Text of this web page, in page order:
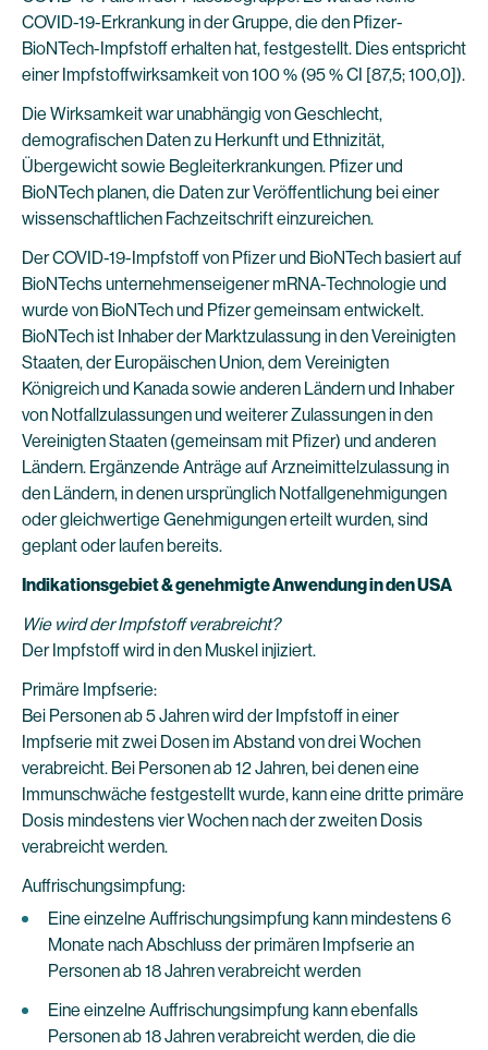
COVID-19-Erkrankung in der Gruppe, die den Pfizer-
BioNTech-Impfstoff erhalten hat, festgestellt. Dies entspricht
einer Impfstoffwirksamkeit von 100 % (95 % CI [87,5; 100,0]).
Die Wirksamkeit war unabhängig von Geschlecht,
demografischen Daten zu Herkunft und Ethnizität,
Übergewicht sowie Begleiterkrankungen. Pfizer und
BioNTech planen, die Daten zur Veröffentlichung bei einer
wissenschaftlichen Fachzeitschrift einzureichen.
Der COVID-19-Impfstoff von Pfizer und BioNTech basiert auf
BioNTechs unternehmenseigener mRNA-Technologie und
wurde von BioNTech und Pfizer gemeinsam entwickelt.
BioNTech ist Inhaber der Marktzulassung in den Vereinigten
Staaten, der Europäischen Union, dem Vereinigten
Königreich und Kanada sowie anderen Ländern und Inhaber
von Notfallzulassungen und weiterer Zulassungen in den
Vereinigten Staaten (gemeinsam mit Pfizer) und anderen
Ländern. Ergänzende Anträge auf Arzneimittelzulassung in
den Ländern, in denen ursprünglich Notfallgenehmigungen
oder gleichwertige Genehmigungen erteilt wurden, sind
geplant oder laufen bereits.
Indikationsgebiet & genehmigte Anwendung in den USA
Wie wird der Impfstoff verabreicht?
Der Impfstoff wird in den Muskel injiziert.
Primäre Impfserie:
Bei Personen ab 5 Jahren wird der Impfstoff in einer
Impfserie mit zwei Dosen im Abstand von drei Wochen
verabreicht. Bei Personen ab 12 Jahren, bei denen eine
Immunschwäche festgestellt wurde, kann eine dritte primäre
Dosis mindestens vier Wochen nach der zweiten Dosis
verabreicht werden.
Auffrischungsimpfung:
Eine einzelne Auffrischungsimpfung kann mindestens 6
Monate nach Abschluss der primären Impfserie an
Personen ab 18 Jahren verabreicht werden
Eine einzelne Auffrischungsimpfung kann ebenfalls
Personen ab 18 Jahren verabreicht werden, die die